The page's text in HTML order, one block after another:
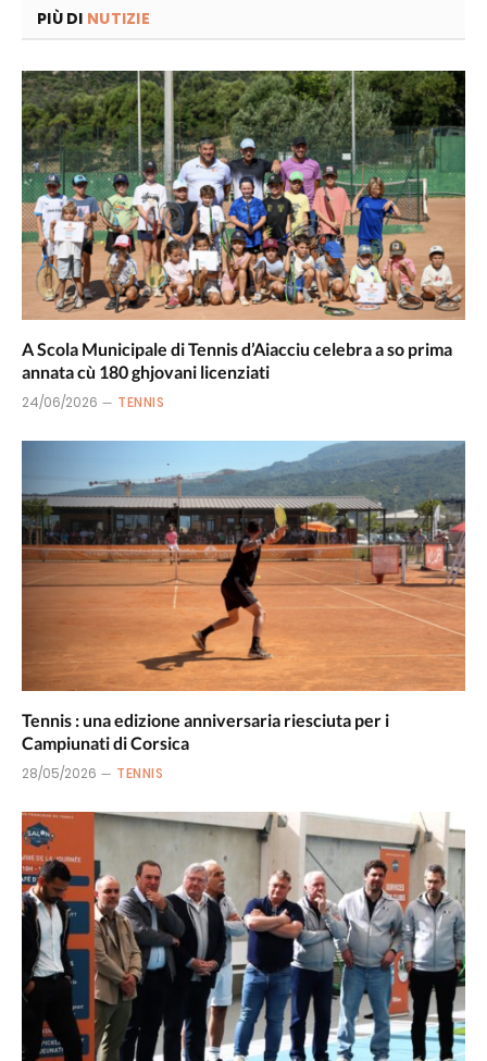
PIÙ DI NUTIZIE
A Scola Municipale di Tennis d’Aiacciu celebra a so prima
annata cù 180 ghjovani licenziati
24/06/2026 TENNIS
Tennis : una edizione anniversaria riesciuta per i
Campiunati di Corsica
28/05/2026 TENNIS